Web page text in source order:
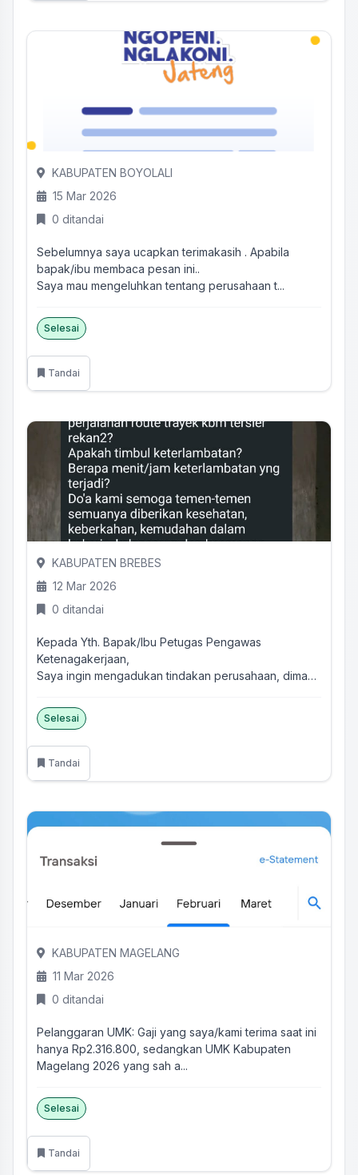
KABUPATEN BOYOLALI
15 Mar 2026
0 ditandai
Sebelumnya saya ucapkan terimakasih . Apabila
bapak/ibu membaca pesan ini..
Saya mau mengeluhkan tentang perusahaan t...
Selesai
Tandai
KABUPATEN BREBES
12 Mar 2026
0 ditandai
Kepada Yth. Bapak/Ibu Petugas Pengawas
Ketenagakerjaan,
Saya ingin mengadukan tindakan perusahaan, dimana
Selesai
Tandai
KABUPATEN MAGELANG
11 Mar 2026
0 ditandai
Pelanggaran UMK: Gaji yang saya/kami terima saat ini
hanya Rp2.316.800, sedangkan UMK Kabupaten
Magelang 2026 yang sah a...
Selesai
Tandai